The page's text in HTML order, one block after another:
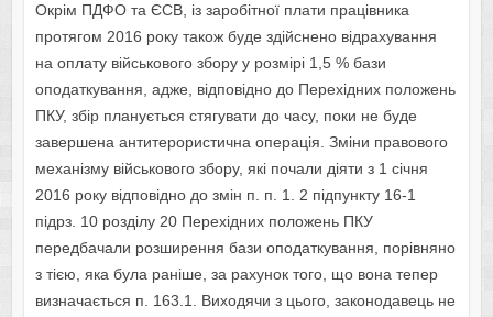
Окрім ПДФО та ЄСВ, із заробітної плати працівника
протягом 2016 року також буде здійснено відрахування
на оплату військового збору у розмірі 1,5 % бази
оподаткування, адже, відповідно до Перехідних положень
ПКУ, збір планується стягувати до часу, поки не буде
завершена антитерористична операція. Зміни правового
механізму військового збору, які почали діяти з 1 січня
2016 року відповідно до змін п. п. 1. 2 підпункту 16-1
підрз. 10 розділу 20 Перехідних положень ПКУ
передбачали розширення бази оподаткування, порівняно
з тією, яка була раніше, за рахунок того, що вона тепер
визначається п. 163.1. Виходячи з цього, законодавець не